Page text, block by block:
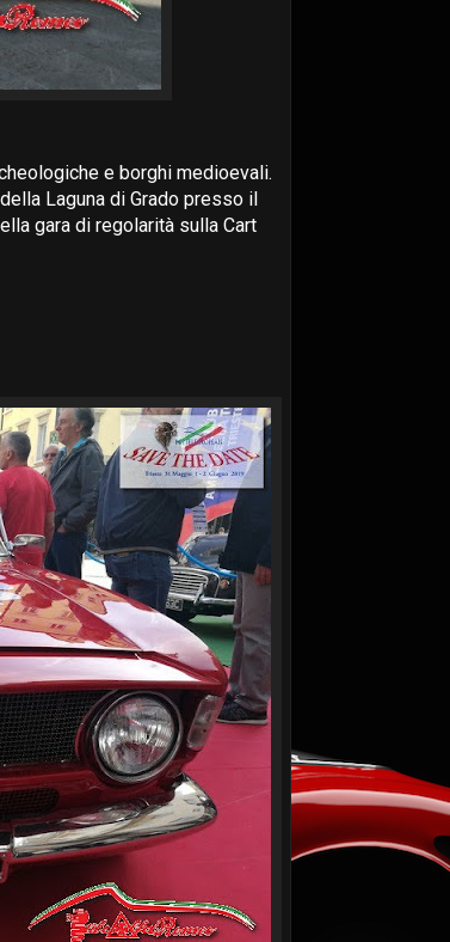
e borghi medioevali.
Laguna di Grado presso il
gara di regolarità sulla Cart